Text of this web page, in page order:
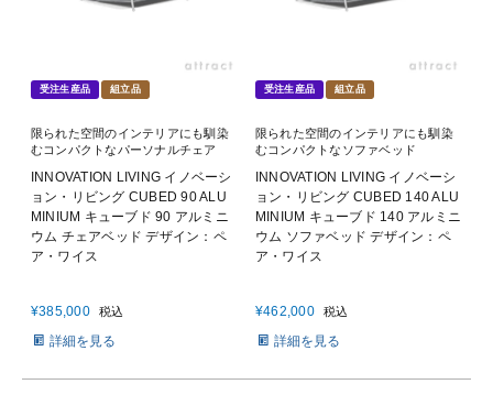
受注生産品 組立品
限られた空間のインテリアにも馴染
むコンパクトなパーソナルチェア
INNOVATION LIVING イノベーシ
ョン・リビング CUBED 90 ALU
MINIUM キューブド 90 アルミニ
ウム チェアベッド デザイン：ペ
ア・ワイス
¥385,000 税込
詳細を見る
受注生産品 組立品
限られた空間のインテリアにも馴染
むコンパクトなソファベッド
INNOVATION LIVING イノベーシ
ョン・リビング CUBED 140 ALU
MINIUM キューブド 140 アルミニ
ウム ソファベッド デザイン：ペ
ア・ワイス
¥462,000 税込
詳細を見る